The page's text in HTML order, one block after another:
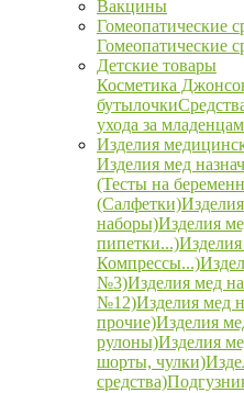
Вакцины
Гомеопатические
Гомеопатические
Детские товары
Косметика
бутылочки
ухода за
Изделия
Изделия мед
(Тесты на
(Салфетки)
наборы)Изделия
пипетки...)
Компрессы...)
№3)Изделия мед
№12)Изделия мед
прочие)Изделия
рулоны)Изделия
шорты, чулки)
средства)